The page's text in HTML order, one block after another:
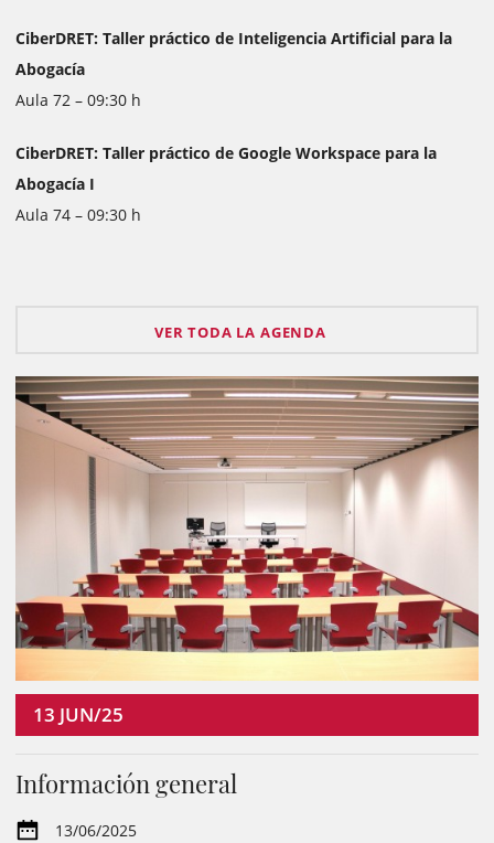
CiberDRET: Taller práctico de Inteligencia Artificial para la
Abogacía
Aula 72 – 09:30 h
CiberDRET: Taller práctico de Google Workspace para la
Abogacía I
Aula 74 – 09:30 h
VER TODA LA AGENDA
13 JUN/25
Información general
13/06/2025